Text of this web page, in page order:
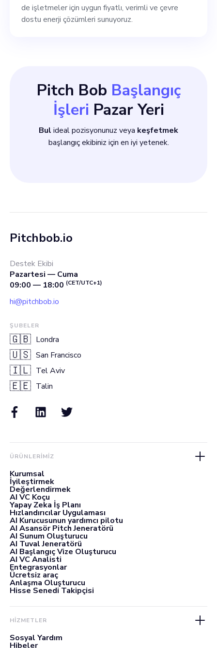
mesleki gelişim fırsatlarına
katılın. Gereksinimler: 1.
de işletmeler için uygun fiyatlı, verimli ve çevre
dostu enerji çözümleri sunuyoruz.
Pitch Bob Başlangıç
İşleri Pazar Yeri
Bul ideal pozisyonunuz veya keşfetmek
başlangıç ekibiniz için en iyi yetenek.
Pitchbob.io
Destek Ekibi
Pazartesi — Cuma
09:00 — 18:00 (CET/UTC+1)
hi@pitchbob.io
ŞUBELER
🇬🇧 Londra
🇺🇸 San Francisco
🇮🇱 Tel Aviv
🇪🇪 Talin
ÜRÜNLERIMIZ
Kurumsal
İyileştirmek
Değerlendirmek
AI VC Koçu
Yapay Zeka İş Planı
Hızlandırıcılar Uygulaması
AI Kurucusunun yardımcı pilotu
AI Asansör Pitch Jeneratörü
AI Sunum Oluşturucu
AI Tuval Jeneratörü
AI Başlangıç Vize Oluşturucu
AI VC Analisti
Entegrasyonlar
Ücretsiz araç
Anlaşma Oluşturucu
Hisse Senedi Takipçisi
HİZMETLER
Sosyal Yardım
Hibeler